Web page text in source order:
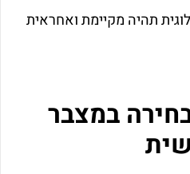
תהיה מקיימת ואחראית
במצבר